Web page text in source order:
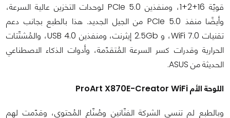
قويّة 16+2+1، ومنفذين PCIe 5.0 لوحدات التخزين عالية السرعة،
وأيضًا منفذ PCIe 5.0 من الجيل الجديد. هذا بالطبع بجانب دعم
تقنيات WiFi 7.0، و 2.5Gb إيثرنت، ومنفذين USB 4.0، والمُشتّتات
الحرارية وقدرات كسر السرعة المُتقدّمة، وأدوات الذكاء الاصطناعي
الحديثة من ASUS.
اللوحة الأم ProArt X870E-Creator WiFi
وبالطبع لم تنسى الشركة الفنّانين وصُنّاع المُحتوى، وقدّمت لهم